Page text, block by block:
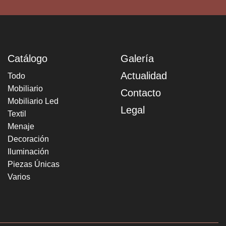
Catálogo
Todo
Mobiliario
Mobiliario Led
Textil
Menaje
Decoración
Iluminación
Piezas Únicas
Varios
Galería
Actualidad
Contacto
Legal